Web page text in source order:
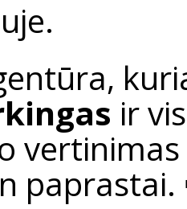
ir
paprastai.